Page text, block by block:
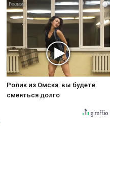
i
Ролик из Омска: вы будете
смеяться долго